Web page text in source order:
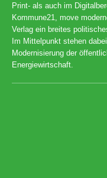
Print- als auch im
Kommune21, move
Verlag ein breites
Im Mittelpunkt stehen
Modernisierung der
Energiewirtschaft.